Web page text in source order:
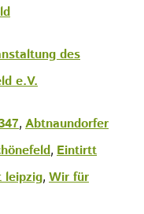
des
e.V.
, Abtnaundorfer
, Eintirtt
leipzig, Wir für